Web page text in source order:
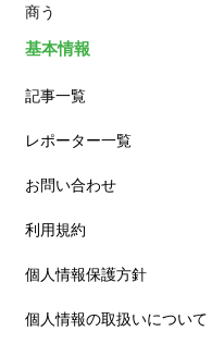
商う
基本情報
記事一覧
レポーター一覧
お問い合わせ
利用規約
個人情報保護方針
個人情報の取扱いについて